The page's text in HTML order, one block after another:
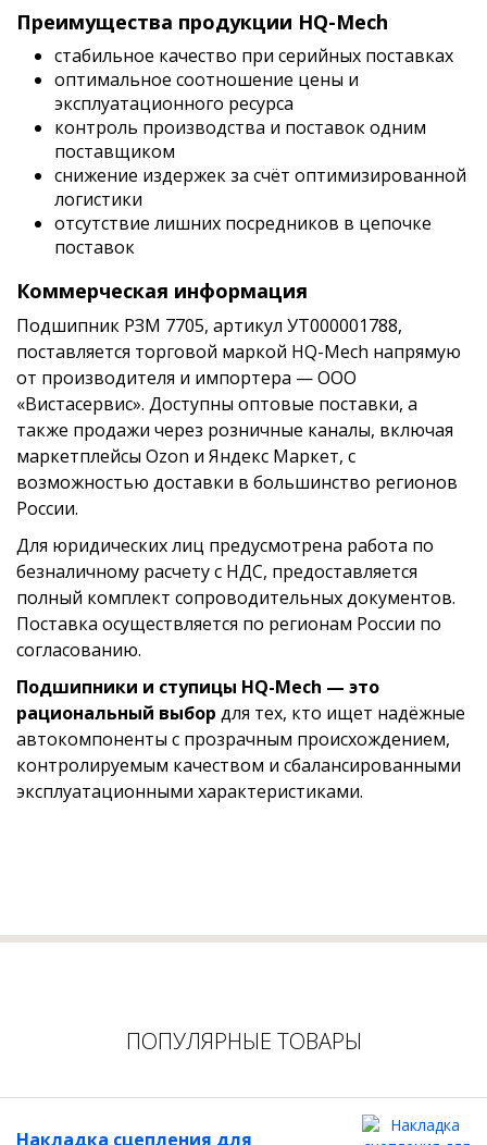
Преимущества продукции HQ-Mech
стабильное качество при серийных поставках
оптимальное соотношение цены и
эксплуатационного ресурса
контроль производства и поставок одним
поставщиком
снижение издержек за счёт оптимизированной
логистики
отсутствие лишних посредников в цепочке
поставок
Коммерческая информация
Подшипник РЗМ 7705, артикул УТ000001788,
поставляется торговой маркой HQ-Mech напрямую
от производителя и импортера — ООО
«Вистасервис». Доступны оптовые поставки, а
также продажи через розничные каналы, включая
маркетплейсы Ozon и Яндекс Маркет, с
возможностью доставки в большинство регионов
России.
Для юридических лиц предусмотрена работа по
безналичному расчету с НДС, предоставляется
полный комплект сопроводительных документов.
Поставка осуществляется по регионам России по
согласованию.
Подшипники и ступицы HQ-Mech — это
рациональный выбор для тех, кто ищет надёжные
автокомпоненты с прозрачным происхождением,
контролируемым качеством и сбалансированными
эксплуатационными характеристиками.
ПОПУЛЯРНЫЕ ТОВАРЫ
Накладка сцепления для